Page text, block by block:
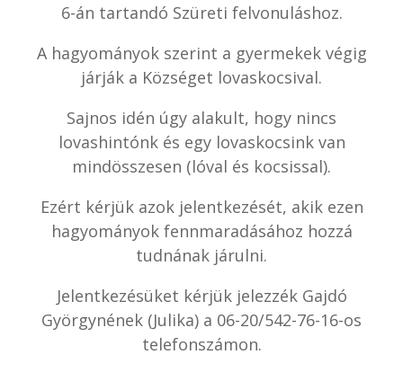
6-án tartandó Szüreti felvonuláshoz.
A hagyományok szerint a gyermekek végig
járják a Községet lovaskocsival.
Sajnos idén úgy alakult, hogy nincs
lovashintónk és egy lovaskocsink van
mindösszesen (lóval és kocsissal).
Ezért kérjük azok jelentkezését, akik ezen
hagyományok fennmaradásához hozzá
tudnának járulni.
Jelentkezésüket kérjük jelezzék Gajdó
Györgynének (Julika) a 06-20/542-76-16-os
telefonszámon.